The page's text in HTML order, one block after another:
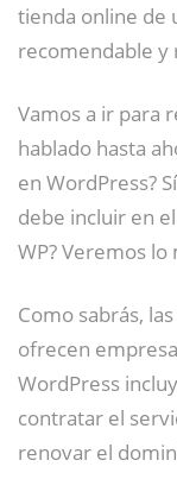
tienda online de
recomendable y
Vamos a ir para
hablado hasta
en WordPress?
debe incluir en
WP? Veremos lo
Como sabrás,
ofrecen
WordPress
contratar el
renovar el